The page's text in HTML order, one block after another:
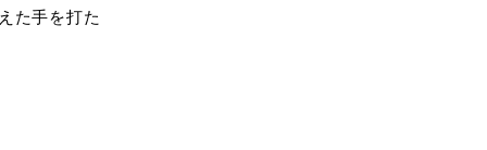
た手を打た